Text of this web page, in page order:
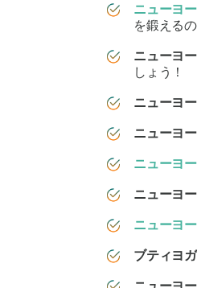
ニューヨ
を鍛える
ニューヨ
しょう！
ニューヨ
ニューヨ
ニューヨ
ニューヨ
ニューヨ
ブティヨ